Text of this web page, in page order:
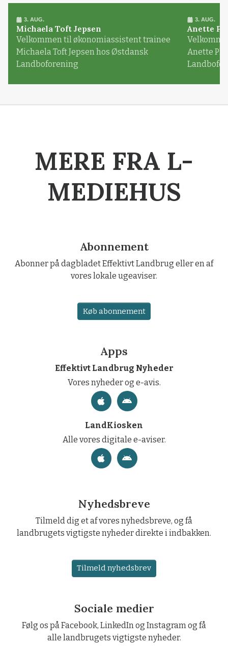
3. AUG.
Michaela Toft Jepsen
Velkommen til økonomiassistent trainee
Michaela Toft Jepsen hos Østdansk
Landboforening
3. AUG.
Anette
Anette
MERE FRA L-
MEDIEHUS
Abonnement
Abonner på dagbladet Effektivt Landbrug eller en af
vores lokale ugeaviser.
Køb abonnement
Apps
Effektivt Landbrug Nyheder
Vores nyheder og e-avis.
LandKiosken
Alle vores digitale e-aviser.
Nyhedsbreve
Tilmeld dig et af vores nyhedsbreve, og få
landbrugets vigtigste nyheder direkte i indbakken.
Tilmeld nyhedsbrev
Sociale medier
Følg os på Facebook, LinkedIn og Instagram og få
alle landbrugets vigtigste nyheder.